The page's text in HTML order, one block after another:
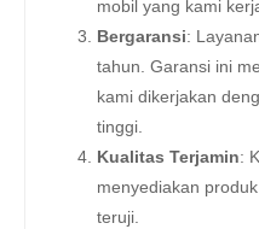
mobil yang kami
Bergaransi:
tahun. Garansi ini
kami dikerjakan
tinggi.
Kualitas Terjamin:
menyediakan
teruji.